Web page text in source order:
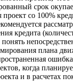
срок
проект со 100%
кредита
плана
когда
и в расчетах